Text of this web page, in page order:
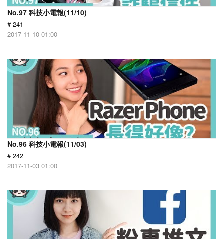
No.97 科技小電報(11/10)
# 241
2017-11-10 01:00
No.96 科技小電報(11/03)
# 242
2017-11-03 01:00